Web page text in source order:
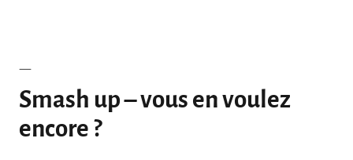
—
Smash up – vous en voulez
encore ?